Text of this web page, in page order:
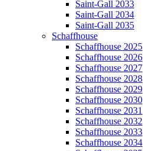
Saint-Gall 2033
Saint-Gall 2034
Saint-Gall 2035
Schaffhouse
Schaffhouse 2025
Schaffhouse 2026
Schaffhouse 2027
Schaffhouse 2028
Schaffhouse 2029
Schaffhouse 2030
Schaffhouse 2031
Schaffhouse 2032
Schaffhouse 2033
Schaffhouse 2034